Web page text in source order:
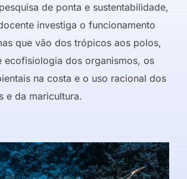
de ponta e sustentabilidade,
investiga o funcionamento
que vão dos trópicos aos polos,
ecofisiologia dos organismos, os
na costa e o uso racional dos
e da maricultura.